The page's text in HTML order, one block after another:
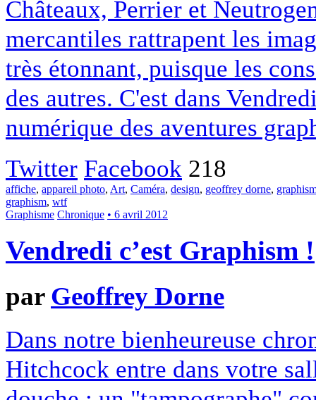
Châteaux, Perrier et
mercantiles rattrapent les
très étonnant, puisque les
des autres. C'est dans
numérique des aventures
Twitter Facebook 218
affiche, appareil photo, Art, Caméra, design, geoffrey dorne,
graphism, wtf
Graphisme Chronique • 6 avril 2012
Vendredi c’est Graphism !
par Geoffrey Dorne
Dans notre bienheureuse
Hitchcock entre dans votre